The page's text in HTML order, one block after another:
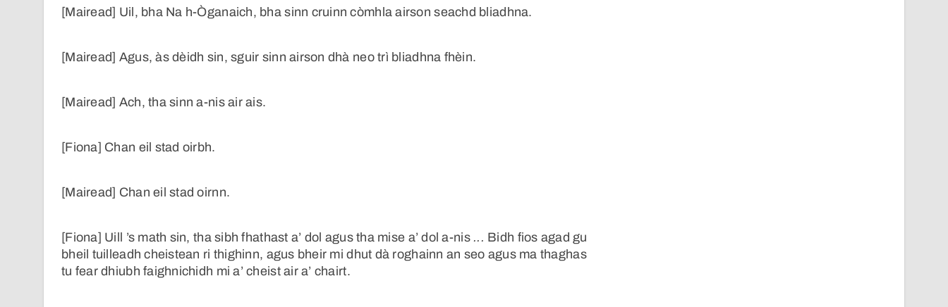
[Mairead] Uil, bha Na h-Òganaich, bha sinn cruinn còmhla airson seachd bliadhna.
[Mairead] Agus, às dèidh sin, sguir sinn airson dhà neo trì bliadhna fhèin.
[Mairead] Ach, tha sinn a-nis air ais.
[Fiona] Chan eil stad oirbh.
[Mairead] Chan eil stad oirnn.
[Fiona] Uill ’s math sin, tha sibh fhathast a’ dol agus tha mise a’ dol a-nis ... Bidh fios agad gu
bheil tuilleadh cheistean ri thighinn, agus bheir mi dhut dà roghainn an seo agus ma thaghas
tu fear dhiubh faighnichidh mi a’ cheist air a’ chairt.